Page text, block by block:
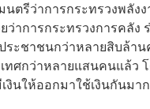
ตรีว่าการกระทรวงพลัง
าการกระทรวงการคลั
ะชาชนกว่าหลายสิบล้า
ทศกว่าหลายแสนคนแล้
นให้ออกมาใช้เงินกันมา